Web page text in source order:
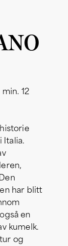
12
Italia.
har blitt
en
kumelk.
og